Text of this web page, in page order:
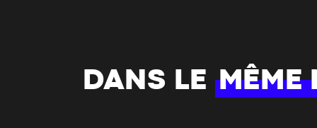
DANS LE MÊME